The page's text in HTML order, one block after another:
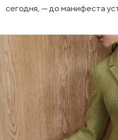
сегодня, — до манифеста